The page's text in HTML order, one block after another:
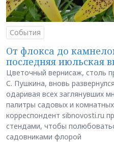
События
От флокса до
последняя июльская
Цветочный вернисаж, столь
С. Пушкина, вновь
одаривая всех заглянувших
палитры садовых и
корреспондент sibnovosti.ru
стендами, чтобы
садовниками флорой